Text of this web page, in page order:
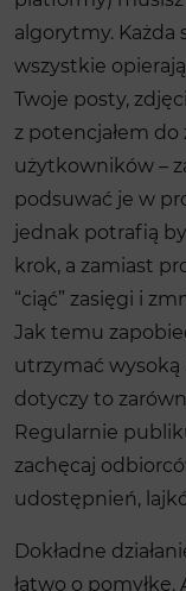
algorytmy. Każda
wszystkie
Twoje posty,
z potencjałem
użytkowników –
podsuwać je w
jednak potrafią
krok, a zamiast
“ciąć” zasięgi i
Jak temu
utrzymać wysoką
dotyczy to
Regularnie
zachęcaj
udostępnień,
Dokładne
łatwo o